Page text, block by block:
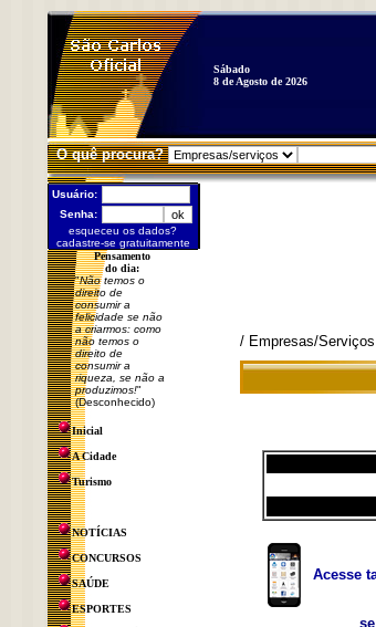
Sábado
8 de Agosto de 2026
O quê procura?
Usuário:
Senha:
esqueceu os dados?
cadastre-se gratuitamente
Pensamento
do dia:
"Não temos o
direito de
consumir a
felicidade se não
a criarmos: como
não temos o
direito de
consumir a
riqueza, se não a
produzimos!"
(Desconhecido)
Inicial
A Cidade
Turismo
NOTÍCIAS
CONCURSOS
SAÚDE
ESPORTES
/ Empresas/Serviços
Acesse